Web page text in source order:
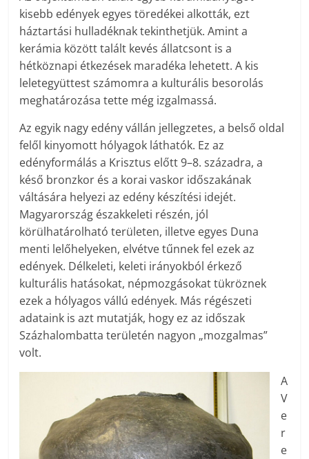
kisebb edények egyes töredékei alkották, ezt
háztartási hulladéknak tekinthetjük. Amint a
kerámia között talált kevés állatcsont is a
hétköznapi étkezések maradéka lehetett. A kis
leletegyüttest számomra a kulturális besorolás
meghatározása tette még izgalmassá.
Az egyik nagy edény vállán jellegzetes, a belső oldal
felől kinyomott hólyagok láthatók. Ez az
edényformálás a Krisztus előtt 9–8. századra, a
késő bronzkor és a korai vaskor időszakának
váltására helyezi az edény készítési idejét.
Magyarország északkeleti részén, jól
körülhatárolható területen, illetve egyes Duna
menti lelőhelyeken, elvétve tűnnek fel ezek az
edények. Délkeleti, keleti irányokból érkező
kulturális hatásokat, népmozgásokat tükröznek
ezek a hólyagos vállú edények. Más régészeti
adataink is azt mutatják, hogy ez az időszak
Százhalombatta területén nagyon „mozgalmas”
volt.
A
V
e
r
e